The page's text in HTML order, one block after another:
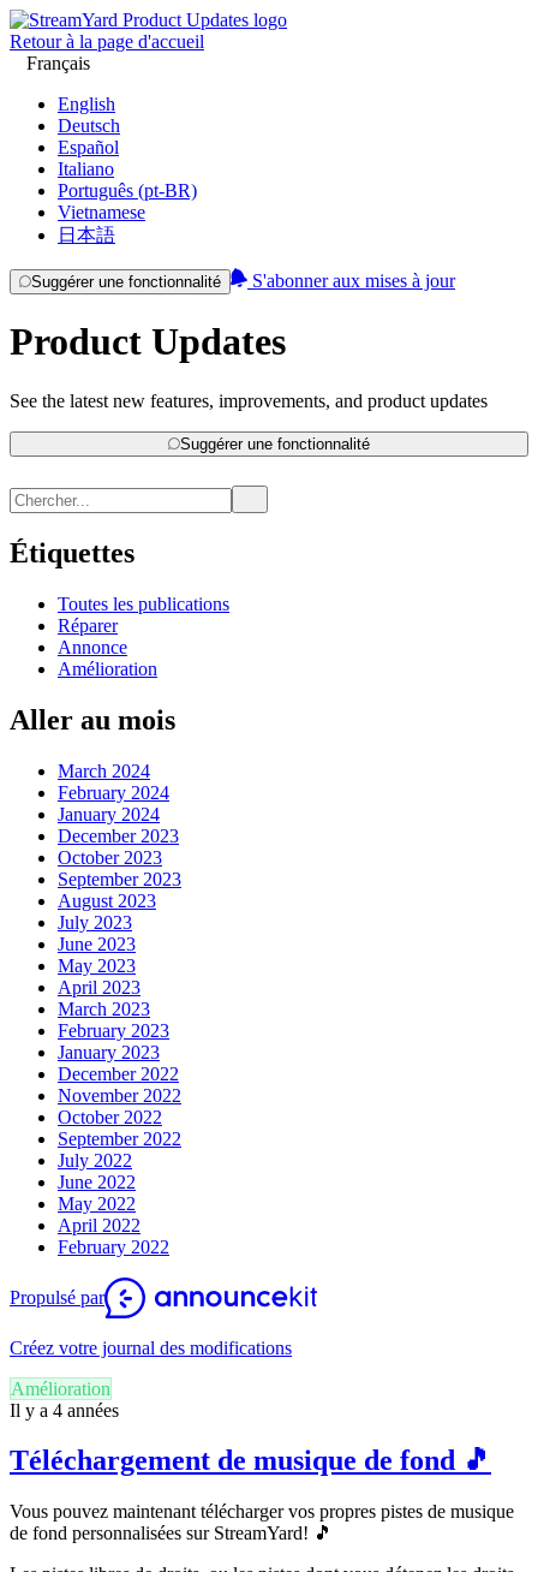
Retour à la page d'accueil
Français
English
Deutsch
Español
Italiano
Português (pt-BR)
Vietnamese
日本語
Suggérer une fonctionnalité S'abonner aux mises à jour
Product Updates
See the latest new features, improvements, and product updates
Suggérer une fonctionnalité
Étiquettes
Toutes les publications
Réparer
Annonce
Amélioration
Aller au mois
March 2024
February 2024
January 2024
December 2023
October 2023
September 2023
August 2023
July 2023
June 2023
May 2023
April 2023
March 2023
February 2023
January 2023
December 2022
November 2022
October 2022
September 2022
July 2022
June 2022
May 2022
April 2022
February 2022
Propulsé par
Créez votre journal des modifications
Amélioration
Il y a 4 années
Téléchargement de musique de fond 🎵
Vous pouvez maintenant télécharger vos propres pistes de musique
de fond personnalisées sur StreamYard! 🎵